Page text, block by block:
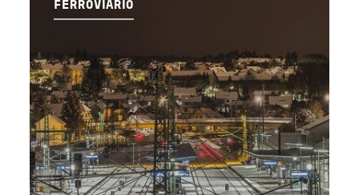
FERROVIÁRIO